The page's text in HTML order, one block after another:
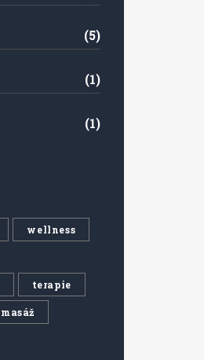
(5)
(1)
(1)
wellness
terapie
masáž